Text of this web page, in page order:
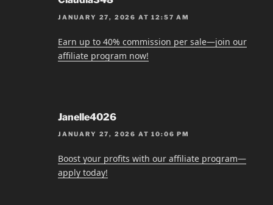
JANUARY 27, 2026 AT 12:57 AM
Earn up to 40% commission per sale—join our
affiliate program now!
Janelle4026
JANUARY 27, 2026 AT 10:06 PM
Boost your profits with our affiliate program—
apply today!